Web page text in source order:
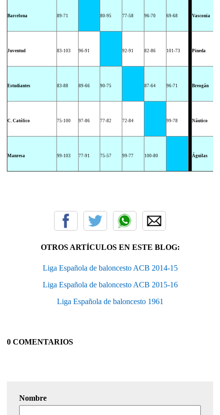
Barcelona 89-71 80-95 77-58 96-70 69-68 Vasconia
Juventud 83-103 96-91 92-91 82-86 101-73 Pineda
Estudiantes 83-88 89-66 90-75 87-64 96-71 Breogán
C. Católico 75-100 97-86 77-82 72-84 99-78 Náutico
Manresa 99-103 77-91 75-57 99-77 100-80 Águilas
OTROS ARTÍCULOS EN ESTE BLOG:
Liga Española de baloncesto ACB 2014-15
Liga Española de baloncesto ACB 2015-16
Liga Española de baloncesto 1961
0 COMENTARIOS
Nombre